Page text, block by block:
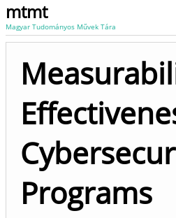
mtmt
Magyar Tudományos Művek Tára
Programs